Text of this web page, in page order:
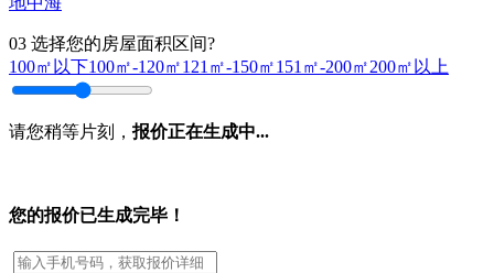
03 选择您的房屋面积区间?
100㎡以下100㎡-120㎡121㎡-150㎡151㎡-200㎡200㎡以上
请您稍等片刻， 报价正在生成中...
您的报价已生成完毕！